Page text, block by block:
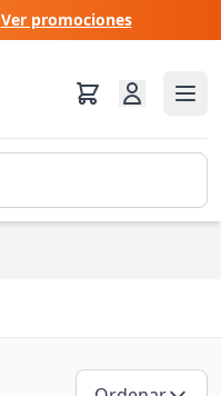
Ver promociones